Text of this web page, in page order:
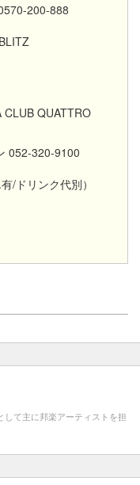
200-888
QUATTRO
052-320-9100
/ドリンク代別）
て主に邦楽アーティストを担